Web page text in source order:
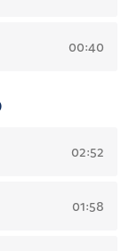
00:40
02:52
01:58